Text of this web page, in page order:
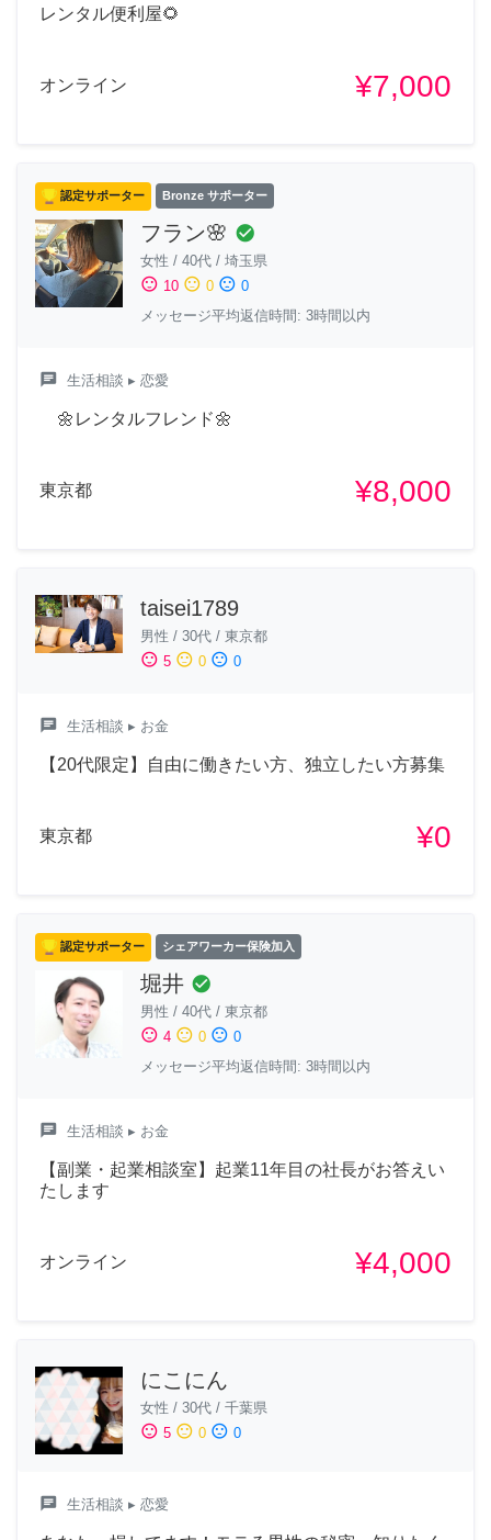
レンタル便利屋🌻
オンライン ¥7,000
認定サポーター Bronze サポーター
フラン🌸 check_circle
女性 / 40代 / 埼玉県
sentiment_satisfied 10 sentiment_neutral 0 sentiment_dissatisfied 0
メッセージ平均返信時間: 3時間以内
chat 生活相談 ▸ 恋愛
🌼レンタルフレンド🌼
東京都 ¥8,000
taisei1789
男性 / 30代 / 東京都
sentiment_satisfied 5 sentiment_neutral 0 sentiment_dissatisfied 0
chat 生活相談 ▸ お金
【20代限定】自由に働きたい方、独立したい方募集
東京都 ¥0
認定サポーター シェアワーカー保険加入
堀井 check_circle
男性 / 40代 / 東京都
sentiment_satisfied 4 sentiment_neutral 0 sentiment_dissatisfied 0
メッセージ平均返信時間: 3時間以内
chat 生活相談 ▸ お金
【副業・起業相談室】起業11年目の社長がお答えい
たします
オンライン ¥4,000
にこにん
女性 / 30代 / 千葉県
sentiment_satisfied 5 sentiment_neutral 0 sentiment_dissatisfied 0
chat 生活相談 ▸ 恋愛